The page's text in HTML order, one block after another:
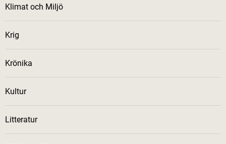
Klimat och Miljö
Krig
Krönika
Kultur
Litteratur